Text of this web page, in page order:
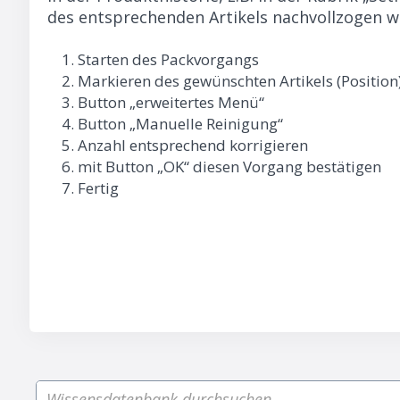
des entsprechenden Artikels nachvollzogen
Starten des Packvorgangs
Markieren des gewünschten Artikels
Button „erweitertes Menü“
Button „Manuelle Reinigung“
Anzahl entsprechend korrigieren
mit Button „OK“ diesen Vorgang bestätigen
Fertig